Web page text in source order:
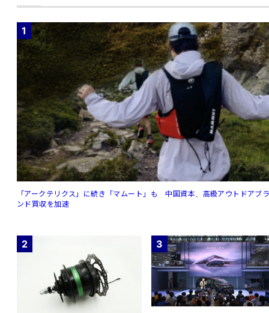
1
「アークテリクス」に続き「マムート」も 中国資本、高級アウトドアブ
ンド買収を加速
2 3